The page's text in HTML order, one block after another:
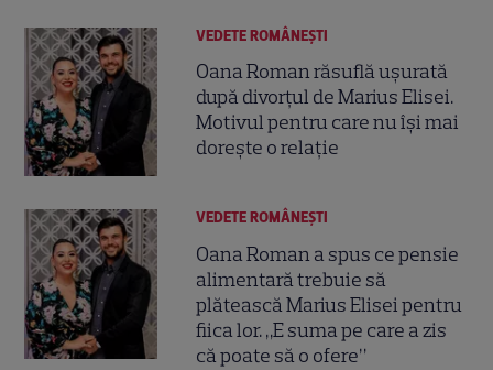
VEDETE ROMÂNEŞTI
Oana Roman răsuflă ușurată
după divorțul de Marius Elisei.
Motivul pentru care nu își mai
dorește o relație
VEDETE ROMÂNEŞTI
Oana Roman a spus ce pensie
alimentară trebuie să
plătească Marius Elisei pentru
fiica lor. „E suma pe care a zis
că poate să o ofere”